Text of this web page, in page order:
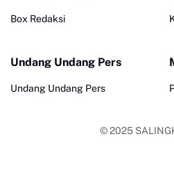
Box Redaksi
Undang Undang Pers
Undang Undang Pers
© 2025